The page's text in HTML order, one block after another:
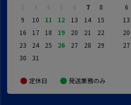
2
3 4 5 6 7
8
9
10 11 12 13 14
15
16
17 18 19 20 21
22
23
24 25 26 27 28
29
30
31
6
13
20
27
定休日 発送業務のみ